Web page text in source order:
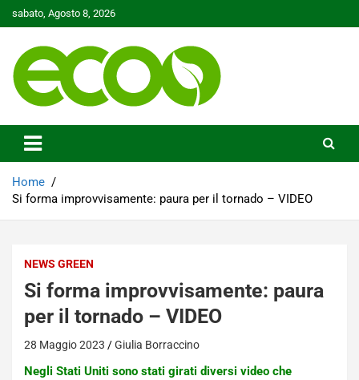
to
sabato, Agosto 8, 2026
Ecoo.it
Home
Si forma improvvisamente: paura per il tornado – VIDEO
NEWS GREEN
Si forma improvvisamente: paura
per il tornado – VIDEO
28 Maggio 2023 Giulia Borraccino
Negli Stati Uniti sono stati girati diversi video che